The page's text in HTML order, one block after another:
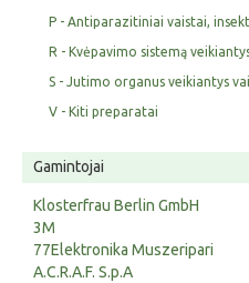
P - Antiparazitiniai vaistai,
R - Kvėpavimo sistemą
S - Jutimo organus veikiantys
V - Kiti preparatai
Gamintojai
Klosterfrau Berlin GmbH
3M
77Elektronika Muszeripari
A.C.R.A.F. S.p.A